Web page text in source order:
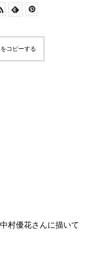
コピーする
村優花さんに描いて